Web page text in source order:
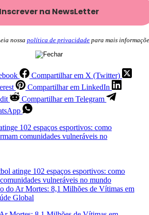
nossa política de privacidade para mais
Compartilhar em X (Twitter)
Compartilhar em LinkedIn
Compartilhar em Telegram
atinge 102 espaços esportivos: como
vulneráveis no mundo
do Ar Mortes: 8,1 Milhões de Vítimas em
Global